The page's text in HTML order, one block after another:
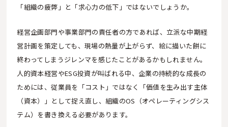
「組織の疲弊」と「求心力の低下」ではないでしょうか。
経営企画部門や事業部門の責任者の方であれば、立派な中期経
営計画を策定しても、現場の熱量が上がらず、絵に描いた餅に
終わってしまうジレンマを感じたことがあるかもしれません。
人的資本経営やESG投資が叫ばれる中、企業の持続的な成長の
ためには、従業員を「コスト」ではなく「価値を生み出す主体
（資本）」として捉え直し、組織のOS（オペレーティングシス
テム）を書き換える必要があります。